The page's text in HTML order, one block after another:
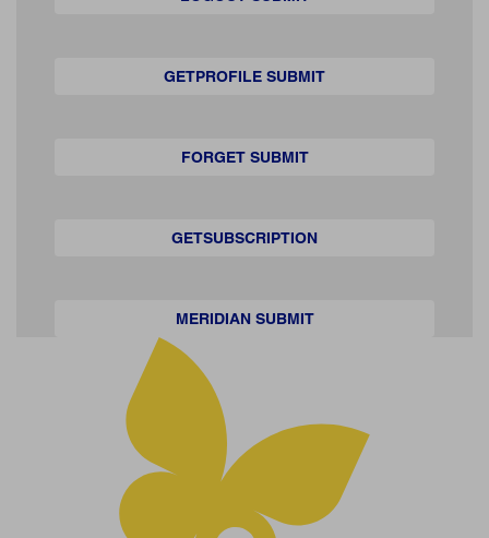
GETPROFILE SUBMIT
FORGET SUBMIT
GETSUBSCRIPTION
MERIDIAN SUBMIT